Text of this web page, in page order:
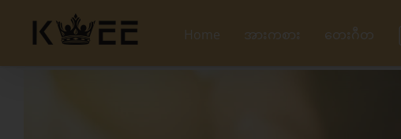
content
Home အားကစား တေးဂီတ